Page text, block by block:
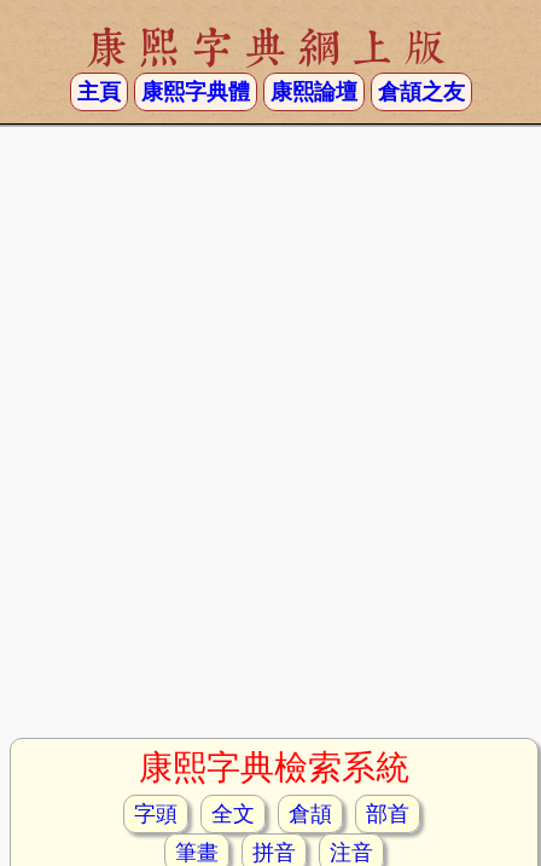
康熙字典網上版
主頁 康熙字典體 康熙論壇 倉頡之友
康熙字典檢索系統
字頭 全文 倉頡
部首
筆畫
拼音
注音